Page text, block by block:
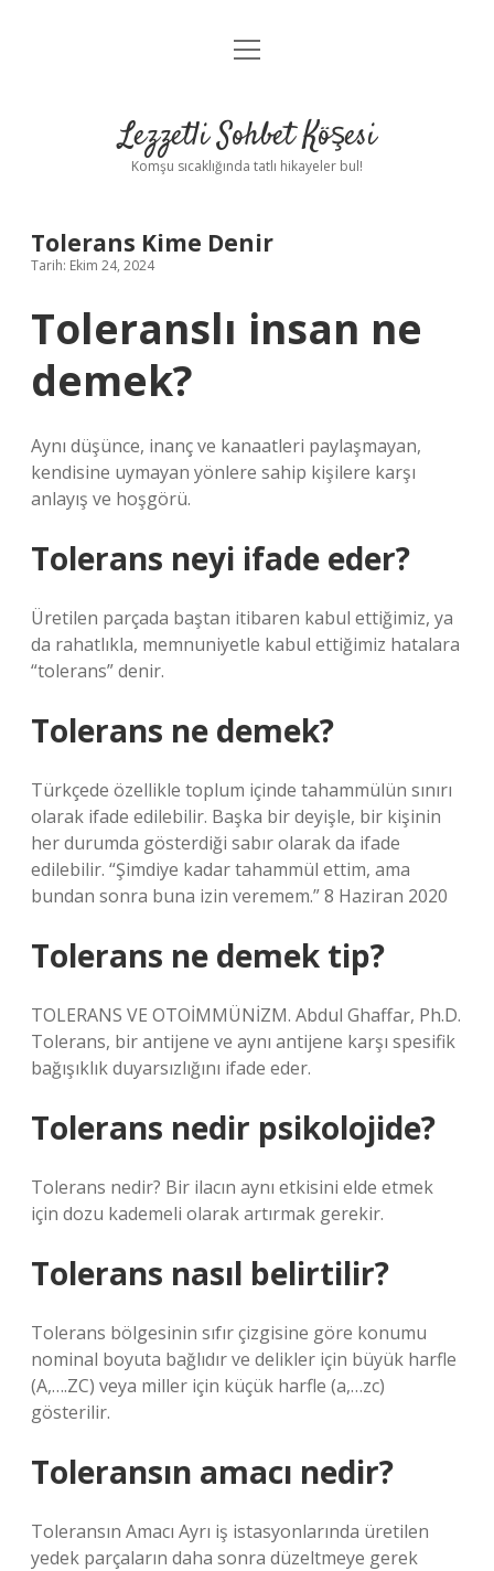
Anasayfa
Yasal Uyarı
menüyü
Lezzetli Sohbet Köşesi
Komşu sıcaklığında tatlı hikayeler bul!
Tolerans Kime Denir
Tarih: Ekim 24, 2024
Toleranslı insan ne
demek?
Aynı düşünce, inanç ve kanaatleri paylaşmayan,
kendisine uymayan yönlere sahip kişilere karşı
anlayış ve hoşgörü.
Tolerans neyi ifade eder?
Üretilen parçada baştan itibaren kabul ettiğimiz, ya
da rahatlıkla, memnuniyetle kabul ettiğimiz hatalara
“tolerans” denir.
Tolerans ne demek?
Türkçede özellikle toplum içinde tahammülün sınırı
olarak ifade edilebilir. Başka bir deyişle, bir kişinin
her durumda gösterdiği sabır olarak da ifade
edilebilir. “Şimdiye kadar tahammül ettim, ama
bundan sonra buna izin veremem.” 8 Haziran 2020
Tolerans ne demek tip?
TOLERANS VE OTOİMMÜNİZM. Abdul Ghaffar, Ph.D.
Tolerans, bir antijene ve aynı antijene karşı spesifik
bağışıklık duyarsızlığını ifade eder.
Tolerans nedir psikolojide?
Tolerans nedir? Bir ilacın aynı etkisini elde etmek
için dozu kademeli olarak artırmak gerekir.
Tolerans nasıl belirtilir?
Tolerans bölgesinin sıfır çizgisine göre konumu
nominal boyuta bağlıdır ve delikler için büyük harfle
(A,….ZC) veya miller için küçük harfle (a,…zc)
gösterilir.
Toleransın amacı nedir?
Toleransın Amacı Ayrı iş istasyonlarında üretilen
yedek parçaların daha sonra düzeltmeye gerek